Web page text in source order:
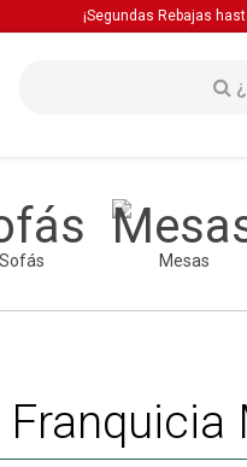
¡Segundas Rebajas
Sofás Mesas
Franquicia